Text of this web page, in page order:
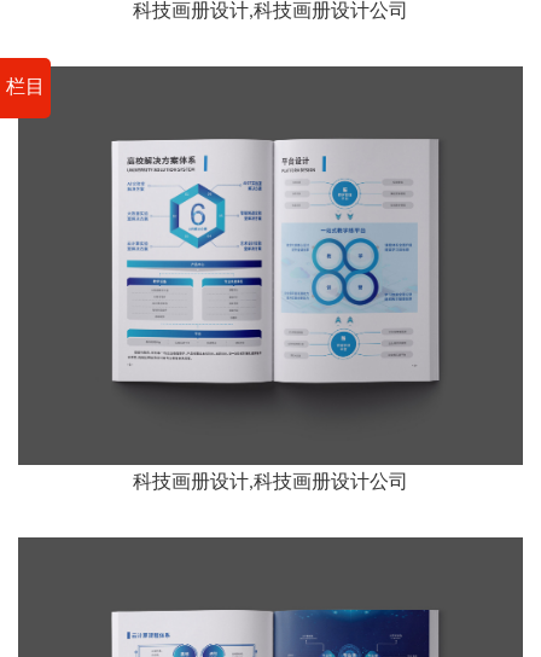
栏目
科技画册设计,科技画册设计公司
科技画册设计,科技画册设计公司